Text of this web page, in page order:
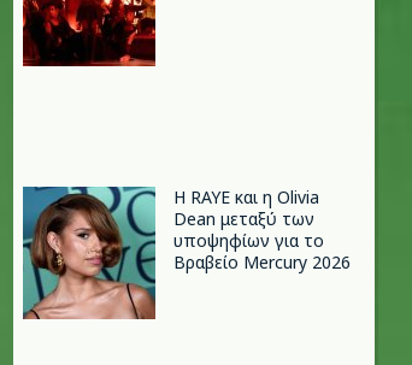
Η RAYE και η Olivia
Dean μεταξύ των
υποψηφίων για το
Βραβείο Mercury 2026